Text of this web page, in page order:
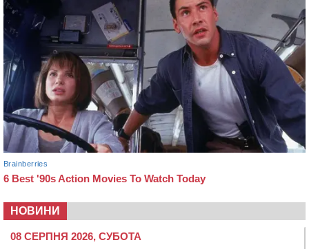
НОВИНИ
08 СЕРПНЯ 2026, СУБОТА